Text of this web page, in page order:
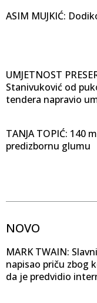
ASIM MUJKIĆ:
UMJETNOST
Stanivuković od
tendera napravio
TANJA TOPIĆ: 140
predizbornu glumu
NOVO
MARK TWAIN:
napisao priču zbog
da je predvidio